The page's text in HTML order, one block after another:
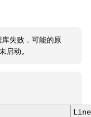
失败，可能的原
启动。
Line